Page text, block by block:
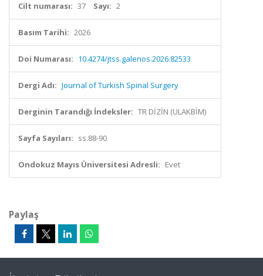
Cilt numarası: 37 Sayı: 2
Basım Tarihi: 2026
Doi Numarası: 10.4274/jtss.galenos.2026.82533
Dergi Adı: Journal of Turkish Spinal Surgery
Derginin Tarandığı İndeksler: TR DİZİN (ULAKBİM)
Sayfa Sayıları: ss.88-90
Ondokuz Mayıs Üniversitesi Adresli: Evet
Paylaş